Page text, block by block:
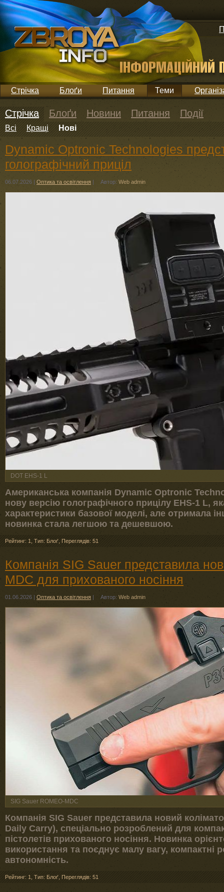
Стрічка Блоґи Питання Теми
Стрічка Блоґи Новини Питання Події
Всі Кращі Нові
Dynamic Optronic Technologies
голографічний приціл
06.07.2026 | Оптика та освітлення | Автор: Web admin
DOT EHS-1 L
Американська компанія Dynamic Optronic
нову версію голографічного прицілу EHS-1 L,
характеристики базової моделі, але отримала
новинка стала легшою та дешевшою.
Рейтинг: 1 Тип: Блоґ Переглядів: 51
Компанія SIG Sauer представила
MDC для прихованого носіння
01.06.2026 | Оптика та освітлення | Автор: Web admin
SIG Sauer ROMEO-MDC
Компанія SIG Sauer представила новий
Daily Carry), спеціально розроблений для
пістолетів прихованого носіння. Новинка
використання та поєднує малу вагу, компактні
автономність.
Рейтинг: 1 Тип: Блоґ Переглядів: 51